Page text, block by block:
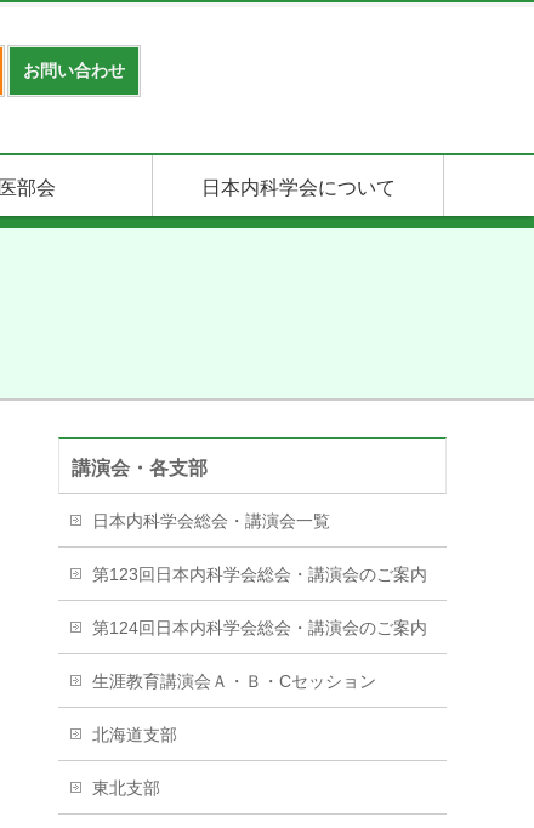
お問い合わせ
部会 日本内科学会について
講演会・各支部
日本内科学会総会・講演会一覧
第123回日本内科学会総会・講演会のご案内
第124回日本内科学会総会・講演会のご案内
生涯教育講演会Ａ・Ｂ・Cセッション
北海道支部
東北支部